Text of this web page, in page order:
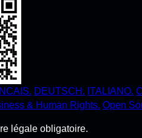
DEUTSCH. ITALIANO.
& Human Rights. Open
légale obligatoire.